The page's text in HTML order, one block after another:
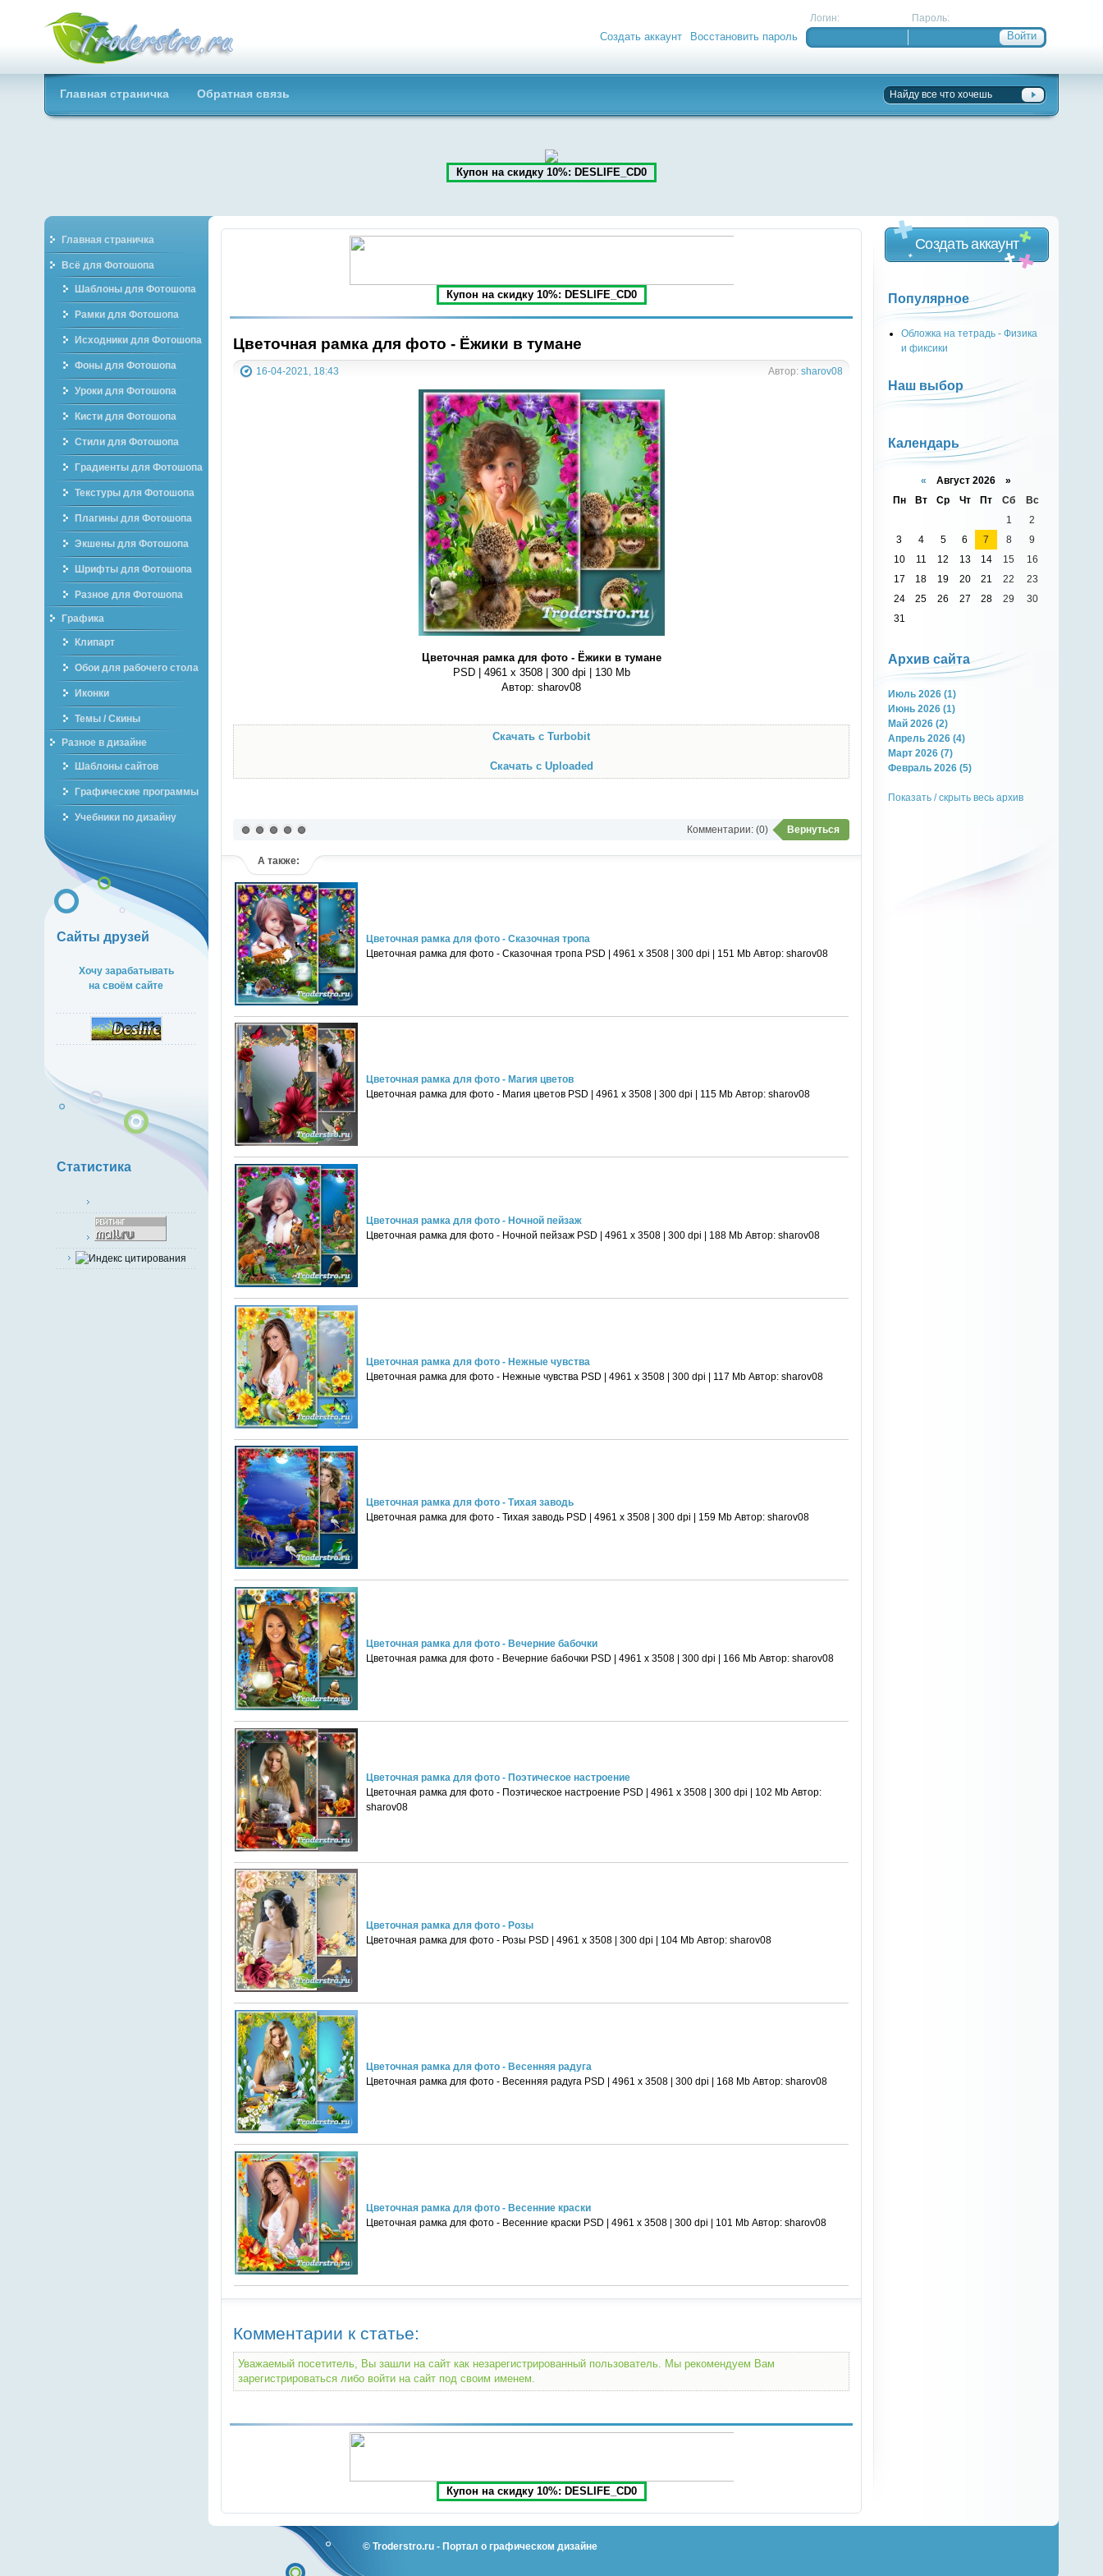
Troderstro.ru -
Портал о
Логин: Пароль:
Создать аккаунт Восстановить пароль
Главная страничка Обратная связь
Купон на скидку 10%: DESLIFE_CD0
Главная страничка
Всё для Фотошопа
Шаблоны для Фотошопа
Рамки для Фотошопа
Исходники для Фотошопа
Фоны для Фотошопа
Уроки для Фотошопа
Кисти для Фотошопа
Стили для Фотошопа
Градиенты для Фотошопа
Текстуры для Фотошопа
Плагины для Фотошопа
Экшены для Фотошопа
Шрифты для Фотошопа
Разное для Фотошопа
Графика
Клипарт
Обои для рабочего стола
Иконки
Темы / Скины
Разное в дизайне
Шаблоны сайтов
Графические программы
Учебники по дизайну
Сайты друзей
Хочу зарабатывать
на своём сайте
Статистика
Купон на скидку 10%: DESLIFE_CD0
Цветочная рамка для фото - Ёжики в тумане
Автор:sharov08
16-04-2021, 18:43
Цветочная рамка для фото - Ёжики в тумане
PSD | 4961 х 3508 | 300 dpi | 130 Mb
Автор: sharov08
Скачать с Turbobit
Скачать с Uploaded
Вернуться
Комментарии: (0)
А также:
Цветочная рамка для фото - Сказочная тропа
Цветочная рамка для фото - Сказочная тропа PSD | 4961 х 3508 | 300 dpi | 151 Mb Автор: sharov08
Цветочная рамка для фото - Магия цветов
Цветочная рамка для фото - Магия цветов PSD | 4961 х 3508 | 300 dpi | 115 Mb Автор: sharov08
Цветочная рамка для фото - Ночной пейзаж
Цветочная рамка для фото - Ночной пейзаж PSD | 4961 х 3508 | 300 dpi | 188 Mb Автор: sharov08
Цветочная рамка для фото - Нежные чувства
Цветочная рамка для фото - Нежные чувства PSD | 4961 х 3508 | 300 dpi | 117 Mb Автор: sharov08
Цветочная рамка для фото - Тихая заводь
Цветочная рамка для фото - Тихая заводь PSD | 4961 х 3508 | 300 dpi | 159 Mb Автор: sharov08
Цветочная рамка для фото - Вечерние бабочки
Цветочная рамка для фото - Вечерние бабочки PSD | 4961 х 3508 | 300 dpi | 166 Mb Автор: sharov08
Цветочная рамка для фото - Поэтическое настроение
Цветочная рамка для фото - Поэтическое настроение PSD | 4961 х 3508 | 300 dpi | 102 Mb Автор:
sharov08
Цветочная рамка для фото - Розы
Цветочная рамка для фото - Розы PSD | 4961 х 3508 | 300 dpi | 104 Mb Автор: sharov08
Цветочная рамка для фото - Весенняя радуга
Цветочная рамка для фото - Весенняя радуга PSD | 4961 х 3508 | 300 dpi | 168 Mb Автор: sharov08
Цветочная рамка для фото - Весенние краски
Цветочная рамка для фото - Весенние краски PSD | 4961 х 3508 | 300 dpi | 101 Mb Автор: sharov08
Комментарии к статье:
Уважаемый посетитель, Вы зашли на сайт как незарегистрированный пользователь. Мы рекомендуем Вам
зарегистрироваться либо войти на сайт под своим именем.
Купон на скидку 10%: DESLIFE_CD0
Создать аккаунт
Популярное
Обложка на тетрадь - Физика
и фиксики
Наш выбор
Календарь
« Август 2026 »
Пн
Вт Ср Чт Пт Сб
Вс
1
2
3
4 5 6 7 8
9
10
11 12 13 14 15
16
17
18 19 20 21 22
23
24
25 26 27 28 29
30
31
Архив сайта
Июль 2026 (1)
Июнь 2026 (1)
Май 2026 (2)
Апрель 2026 (4)
Март 2026 (7)
Февраль 2026 (5)
Показать / скрыть весь архив
© Troderstro.ru- Портал о графическом дизайне